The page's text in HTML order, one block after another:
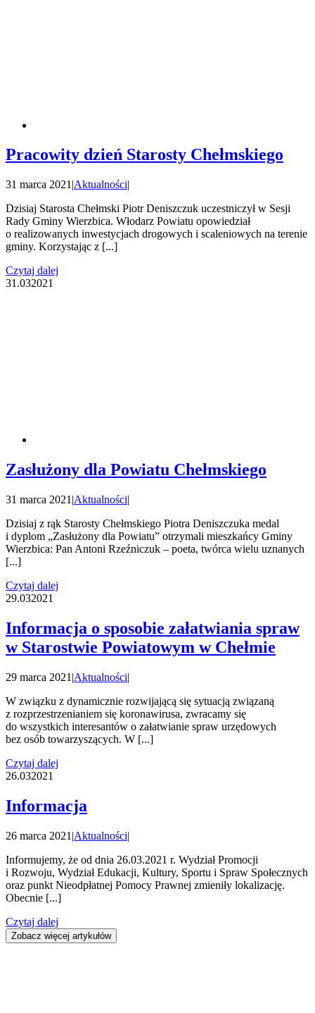
Pracowity dzień Starosty Chełmskiego
31 marca 2021 |Aktualności|
Dzisiaj Starosta Chełmski Piotr Deniszczuk uczestniczył w Sesji
Rady Gminy Wierzbica. Włodarz Powiatu opowiedział
o realizowanych inwestycjach drogowych i scaleniowych na terenie
gminy. Korzystając z [...]
Czytaj dalej
31.032021
Zasłużony dla Powiatu Chełmskiego
31 marca 2021 |Aktualności|
Dzisiaj z rąk Starosty Chełmskiego Piotra Deniszczuka medal
i dyplom „Zasłużony dla Powiatu” otrzymali mieszkańcy Gminy
Wierzbica: Pan Antoni Rzeźniczuk – poeta, twórca wielu uznanych
[...]
Czytaj dalej
29.032021
Informacja o sposobie załatwiania spraw
w Starostwie Powiatowym w Chełmie
29 marca 2021 |Aktualności|
W związku z dynamicznie rozwijającą się sytuacją związaną
z rozprzestrzenianiem się koronawirusa, zwracamy się
do wszystkich interesantów o załatwianie spraw urzędowych
bez osób towarzyszących. W [...]
Czytaj dalej
26.032021
Informacja
26 marca 2021 |Aktualności|
Informujemy, że od dnia 26.03.2021 r. Wydział Promocji
i Rozwoju, Wydział Edukacji, Kultury, Sportu i Spraw Społecznych
oraz punkt Nieodpłatnej Pomocy Prawnej zmieniły lokalizację.
Obecnie [...]
Czytaj dalej
Zobacz więcej artykułów